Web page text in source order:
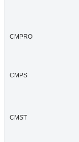
CMPRO
CMPS
CMST